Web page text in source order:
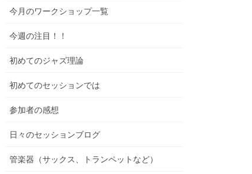
今月のワークショップ一覧
今週の注目！！
初めてのジャズ理論
初めてのセッションでは
参加者の感想
日々のセッションブログ
管楽器（サックス、トランペットなど）